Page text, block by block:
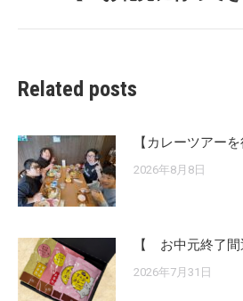
Related posts
【カレーツアー
2026年8月8日
【 お中元終了
2026年7月31日